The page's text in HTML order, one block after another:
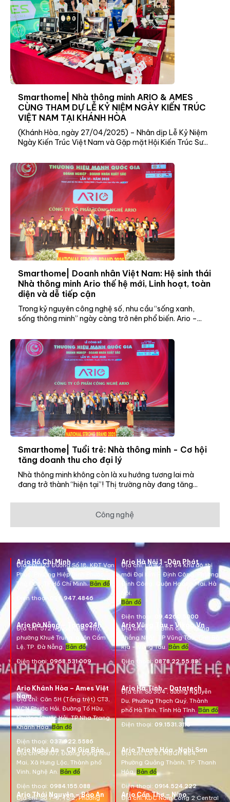
Công nghệ
Smarthome| Nhà thông minh ARIO & AMES
CÙNG THAM DỰ LỄ KỶ NIỆM NGÀY KIẾN TRÚC
VIỆT NAM TẠI KHÁNH HÒA
(Khánh Hòa, ngày 27/04/2025) – Nhân dịp Lễ Kỷ Niệm
Ngày Kiến Trúc Việt Nam và Gặp mặt Hội Kiến Trúc Sư...
Smarthome| Doanh nhân Việt Nam: Hệ sinh thái
Nhà thông minh Ario thế hệ mới, Linh hoạt, toàn
diện và dễ tiếp cận
Trong kỷ nguyên công nghệ số, nhu cầu “sống xanh,
sống thông minh” ngày càng trở nên phổ biến. Ario –...
Smarthome| Tuổi trẻ: Nhà thông minh - Cơ hội
tăng doanh thu cho đại lý
Nhà thông minh không còn là xu hướng tương lai mà
đang trở thành “hiện tại”! Thị trường này đang tăng...
Ario Hồ Chí Minh
Địa chỉ:123 Đường Số 18, KĐT Vạn
Phúc, Phường Hiệp Bình Phước,
Thủ Đức, TP Hồ Chí Minh.Bản đồ
Điện thoại:
096.947.4846
Ario Hà Nội 1 -Dân Phát
Địa chỉ:Lô A2, số 84 Khu đô thị
mới Đại Kim – Định Công, Phường
Định Công, Quận Hoàng Mai, Hà
Nội.
Bản đồ
Điện thoại:
09.4260.5000
Ario Đà Nẵng – Tango24h
Địa chỉ: 572 Nguyễn Hữu Thọ,
phường Khuê Trung, quận Cẩm
Lệ, TP. Đà Nẵng.Bản đồ
Điện thoại:0968.531.009
Ario Vũng Tàu – Vikgo.Vn
Địa chỉ:661B Bình Giã, Phường
Thắng Nhất, TP Vũng Tàu, Tỉnh Bà
Rịa – Vũng Tàu. Bản đồ
Điện thoại:0878.22.55.88
Ario Khánh Hòa – Ames Việt
Nam
Địa chỉ: Căn 5H (Tầng trệt) CT3,
VCN Phước Hải, Đường Tố Hữu,
Phường Phước Hải, TP Nha Trang,
Khánh Hòa.Bản đồ
Điện thoại: 037.922.5586
Ario Hà Tĩnh – Datatech
Địa chỉ:Số 304 , đường Nguyễn
Du, Phường Thạch Quý, Thành
phố Hà Tĩnh, Tỉnh Hà Tĩnh. Bản đồ
Điện thoại: 09.1531.3116
Ario Nghệ An – CN Gia Bảo
Địa chỉ:Số 107, Đường Đặng Như
Mai, Xã Hưng Lộc, Thành phố
Vinh, Nghệ An. Bản đồ
Điện thoại: 0984.155.088
Ario Thanh Hóa -Nghi Sơn
Địa chỉ: Lô 81, MBQH 584,
Phường Quảng Thành, TP. Thanh
Hóa.Bản đồ
Điện thoại: 0914.524.222
Ario Thái Nguyên – Bảo An
Địa chỉ: Số 7-9, Tổ 2, Phường
Ario Cần Thơ – Nino
Địa chỉ:KDC Nam Long 2 Central